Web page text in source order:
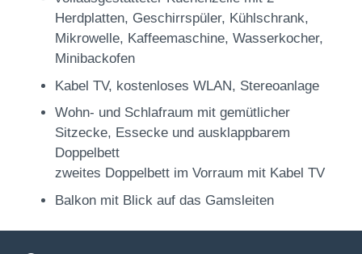
Herdplatten, Geschirrspüler, Kühlschrank,
Mikrowelle, Kaffeemaschine, Wasserkocher,
Minibackofen
Kabel TV, kostenloses WLAN, Stereoanlage
Wohn- und Schlafraum mit gemütlicher
Sitzecke, Essecke und ausklappbarem
Doppelbett
zweites Doppelbett im Vorraum mit Kabel TV
Balkon mit Blick auf das Gamsleiten